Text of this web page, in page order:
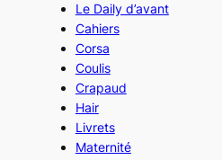
Le Daily d’avant
Cahiers
Corsa
Coulis
Crapaud
Hair
Livrets
Maternité